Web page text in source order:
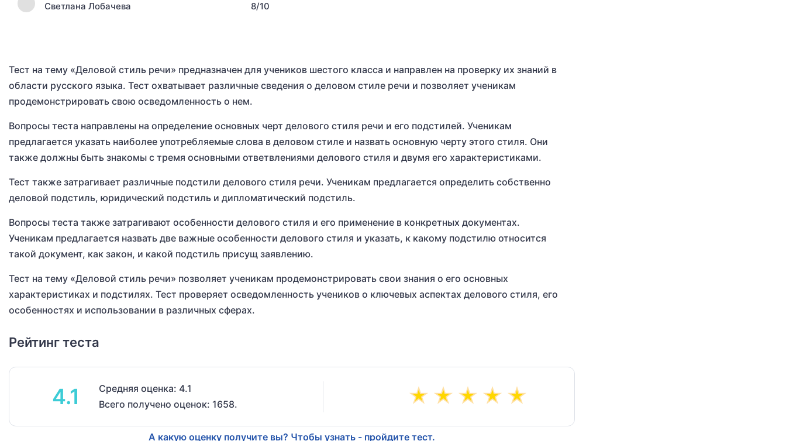
Светлана Лобачева 8/10
Тест на тему «Деловой стиль речи» предназначен для учеников шестого класса и направлен на проверку их знаний в
области русского языка. Тест охватывает различные сведения о деловом стиле речи и позволяет ученикам
продемонстрировать свою осведомленность о нем.
Вопросы теста направлены на определение основных черт делового стиля речи и его подстилей. Ученикам
предлагается указать наиболее употребляемые слова в деловом стиле и назвать основную черту этого стиля. Они
также должны быть знакомы с тремя основными ответвлениями делового стиля и двумя его характеристиками.
Тест также затрагивает различные подстили делового стиля речи. Ученикам предлагается определить собственно
деловой подстиль, юридический подстиль и дипломатический подстиль.
Вопросы теста также затрагивают особенности делового стиля и его применение в конкретных документах.
Ученикам предлагается назвать две важные особенности делового стиля и указать, к какому подстилю относится
такой документ, как закон, и какой подстиль присущ заявлению.
Тест на тему «Деловой стиль речи» позволяет ученикам продемонстрировать свои знания о его основных
характеристиках и подстилях. Тест проверяет осведомленность учеников о ключевых аспектах делового стиля, его
особенностях и использовании в различных сферах.
Рейтинг теста
4.1
Средняя оценка: 4.1
Всего получено оценок: 1658.
А какую оценку получите вы? Чтобы узнать - пройдите тест.